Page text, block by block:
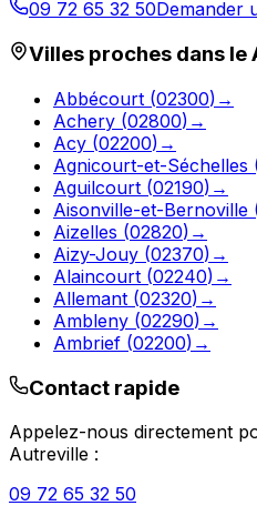
09 72 65 32 50Demander
Villes proches dans le
Abbécourt (02300) →
Achery (02800) →
Acy (02200) →
Agnicourt-et-Séchelles
Aguilcourt (02190) →
Aisonville-et-Bernoville
Aizelles (02820) →
Aizy-Jouy (02370) →
Alaincourt (02240) →
Allemant (02320) →
Ambleny (02290) →
Ambrief (02200) →
Contact rapide
Appelez-nous directement
Autreville :
09 72 65 32 50